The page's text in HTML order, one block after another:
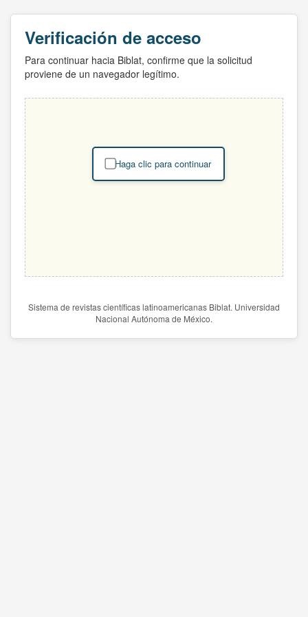
Verificación de acceso
Para continuar hacia Biblat, confirme que la solicitud
proviene de un navegador legítimo.
Haga clic para continuar
Sistema de revistas científicas latinoamericanas Biblat. Universidad
Nacional Autónoma de México.